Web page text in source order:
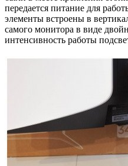
передается питание для
элементы встроены в
самого монитора в виде
интенсивность работы